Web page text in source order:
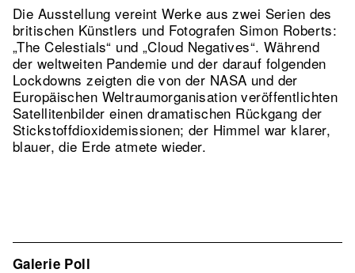
Die Ausstellung vereint Werke aus zwei Serien des
britischen Künstlers und Fotografen Simon Roberts:
„The Celestials“ und „Cloud Negatives“. Während
der weltweiten Pandemie und der darauf folgenden
Lockdowns zeigten die von der NASA und der
Europäischen Weltraumorganisation veröffentlichten
Satellitenbilder einen dramatischen Rückgang der
Stickstoffdioxidemissionen; der Himmel war klarer,
blauer, die Erde atmete wieder.
Galerie Poll